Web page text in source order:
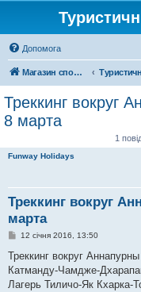
Допомога
Магазин спорядження
Треккинг вокруг
8 марта
1
Funway Holidays
Треккинг вокруг
марта
П
в
д
о
12 січня 2016, 13:50
Треккинг вокруг
Катманду-Чамдже-
Лагерь Тиличо-Як Кхарка-